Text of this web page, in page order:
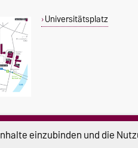
Universitätsplatz
DIESE SEITE
einzubinden und die